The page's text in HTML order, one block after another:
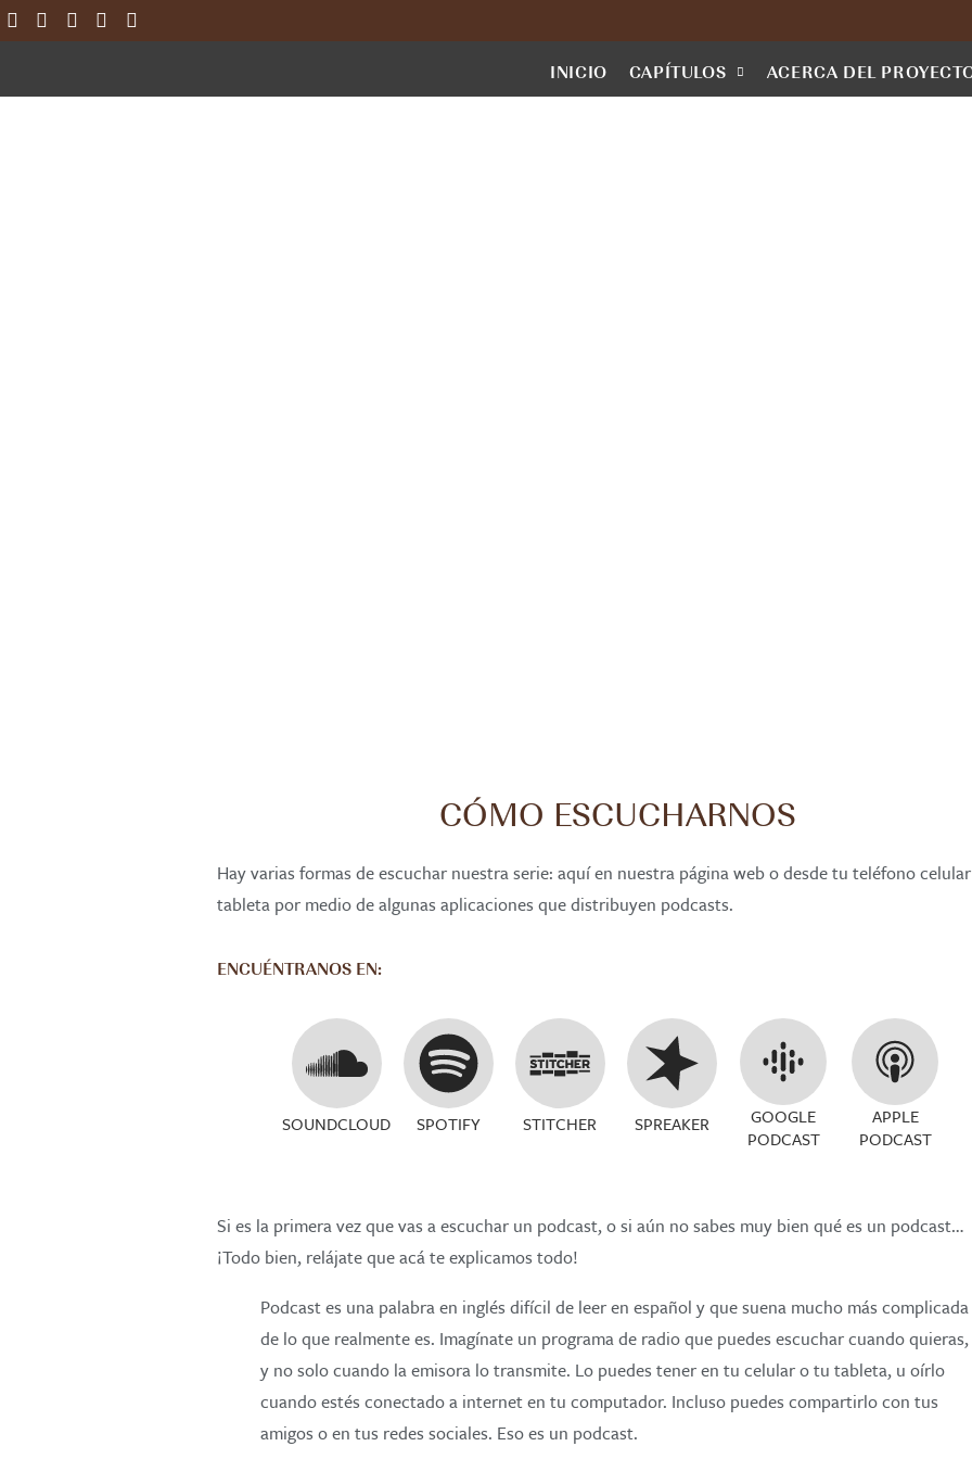
INICIO CAPÍTULOS ACERCA DEL
CÓMO ESCUCHARNOS
Hay varias formas de escuchar nuestra serie: aquí en nuestra página web o desde tu teléfono
tableta por medio de algunas aplicaciones que distribuyen podcasts.
ENCUÉNTRANOS EN:
SOUNDCLOUD SPOTIFY STITCHER SPREAKER
GOOGLE
PODCAST
APPLE
PODCAST
Si es la primera vez que vas a escuchar un podcast, o si aún no sabes muy bien qué es un podcast…
¡Todo bien, relájate que acá te explicamos todo!
Podcast es una palabra en inglés difícil de leer en español y que suena mucho más complicada
de lo que realmente es. Imagínate un programa de radio que puedes escuchar cuando quieras,
y no solo cuando la emisora lo transmite. Lo puedes tener en tu celular o tu tableta, u oírlo
cuando estés conectado a internet en tu computador. Incluso puedes compartirlo con tus
amigos o en tus redes sociales. Eso es un podcast.